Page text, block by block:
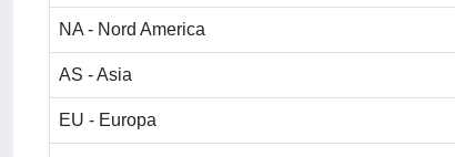
NA - Nord America
AS - Asia
EU - Europa